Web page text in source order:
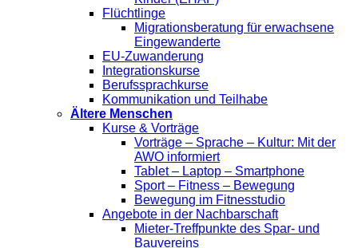
Flüchtlinge
Migrationsberatung für erwachsene
Eingewanderte
EU-Zuwanderung
Integrationskurse
Berufssprachkurse
Kommunikation und Teilhabe
Ältere Menschen
Kurse & Vorträge
Vorträge – Sprache – Kultur: Mit der
AWO informiert
Tablet – Laptop – Smartphone
Sport – Fitness – Bewegung
Bewegung im Fitnesstudio
Angebote in der Nachbarschaft
Mieter-Treffpunkte des Spar- und
Bauvereins